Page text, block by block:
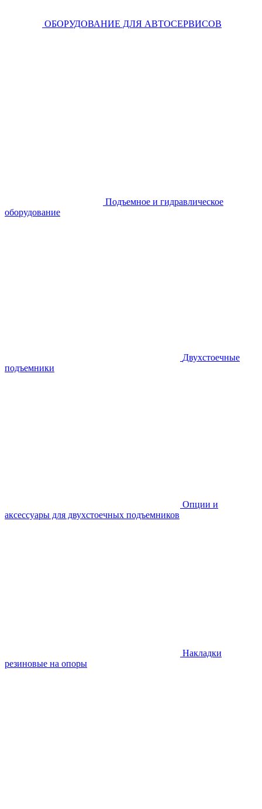
ОБОРУДОВАНИЕ ДЛЯ АВТОСЕРВИСОВ
Подъемное и гидравлическое
оборудование
Двухстоечные
подъемники
Опции и
аксессуары для двухстоечных подъемников
Накладки
резиновые на опоры